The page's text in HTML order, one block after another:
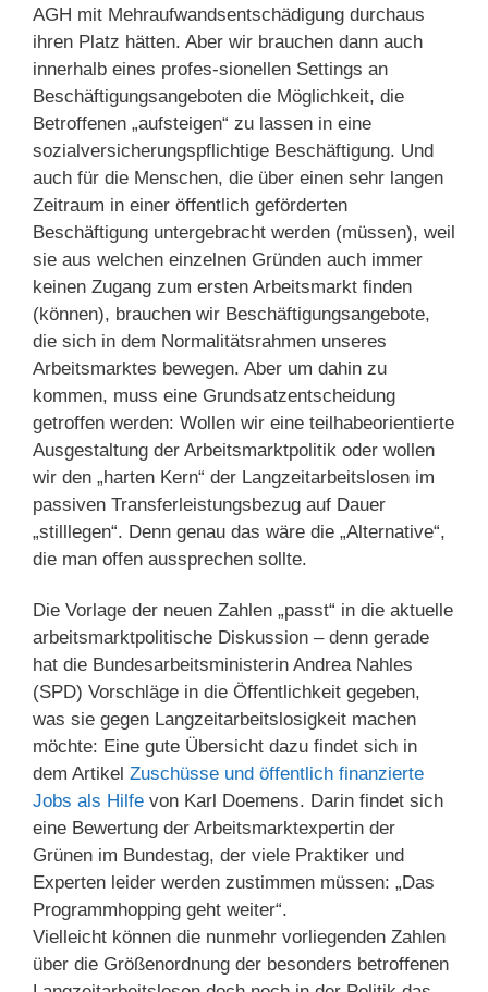
AGH mit Mehraufwandsentschädigung durchaus
ihren Platz hätten. Aber wir brauchen dann auch
innerhalb eines profes-sionellen Settings an
Beschäftigungsangeboten die Möglichkeit, die
Betroffenen „aufsteigen“ zu lassen in eine
sozialversicherungspflichtige Beschäftigung. Und
auch für die Menschen, die über einen sehr langen
Zeitraum in einer öffentlich geförderten
Beschäftigung untergebracht werden (müssen), weil
sie aus welchen einzelnen Gründen auch immer
keinen Zugang zum ersten Arbeitsmarkt finden
(können), brauchen wir Beschäftigungsangebote,
die sich in dem Normalitätsrahmen unseres
Arbeitsmarktes bewegen. Aber um dahin zu
kommen, muss eine Grundsatzentscheidung
getroffen werden: Wollen wir eine teilhabeorientierte
Ausgestaltung der Arbeitsmarktpolitik oder wollen
wir den „harten Kern“ der Langzeitarbeitslosen im
passiven Transferleistungsbezug auf Dauer
„stilllegen“. Denn genau das wäre die „Alternative“,
die man offen aussprechen sollte.
Die Vorlage der neuen Zahlen „passt“ in die aktuelle
arbeitsmarktpolitische Diskussion – denn gerade
hat die Bundesarbeitsministerin Andrea Nahles
(SPD) Vorschläge in die Öffentlichkeit gegeben,
was sie gegen Langzeitarbeitslosigkeit machen
möchte: Eine gute Übersicht dazu findet sich in
dem Artikel Zuschüsse und öffentlich finanzierte
Jobs als Hilfe von Karl Doemens. Darin findet sich
eine Bewertung der Arbeitsmarktexpertin der
Grünen im Bundestag, der viele Praktiker und
Experten leider werden zustimmen müssen: „Das
Programmhopping geht weiter“.
Vielleicht können die nunmehr vorliegenden Zahlen
über die Größenordnung der besonders betroffenen